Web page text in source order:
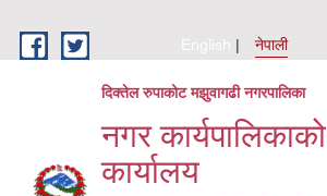
English
नेपाली
दिक्तेल रुपाकोट मझुवागढी नगरपालिका
नगर कार्यपालिकाको
कार्यालय